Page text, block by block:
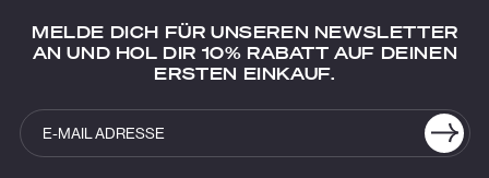
MELDE DICH FÜR UNSEREN NEWSLETTER
AN UND HOL DIR 10% RABATT AUF DEINEN
ERSTEN EINKAUF.